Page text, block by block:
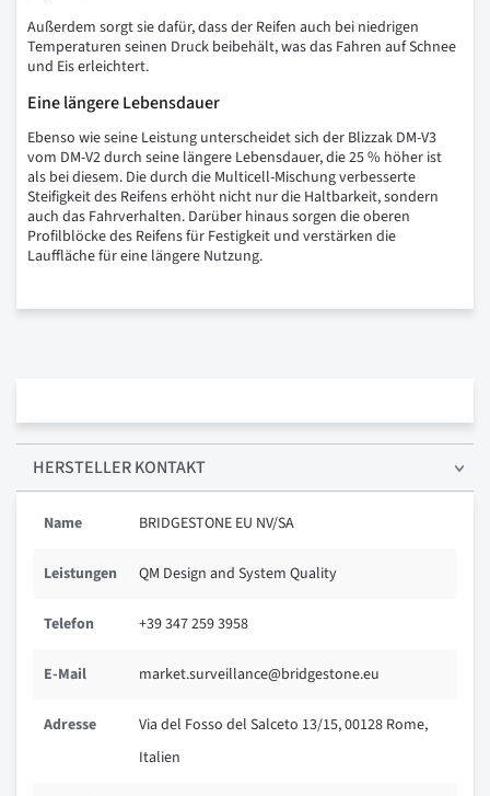
Außerdem sorgt sie dafür, dass der Reifen auch bei niedrigen
Temperaturen seinen Druck beibehält, was das Fahren auf Schnee
und Eis erleichtert.
Eine längere Lebensdauer
Ebenso wie seine Leistung unterscheidet sich der Blizzak DM-V3
vom DM-V2 durch seine längere Lebensdauer, die 25 % höher ist
als bei diesem. Die durch die Multicell-Mischung verbesserte
Steifigkeit des Reifens erhöht nicht nur die Haltbarkeit, sondern
auch das Fahrverhalten. Darüber hinaus sorgen die oberen
Profilblöcke des Reifens für Festigkeit und verstärken die
Lauffläche für eine längere Nutzung.
HERSTELLER KONTAKT
Name BRIDGESTONE EU NV/SA
Leistungen QM Design and System Quality
Telefon +39 347 259 3958
E-Mail market.surveillance@bridgestone.eu
Adresse
Via del Fosso del Salceto 13/15, 00128 Rome,
Italien